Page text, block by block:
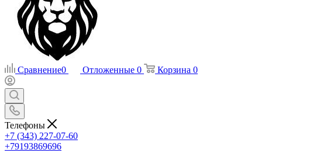
Сравнение0 Отложенные 0 Корзина 0
Телефоны
+7 (343) 227-07-60
+79193869696